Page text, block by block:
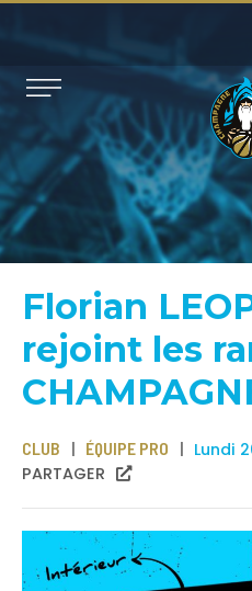
Florian
rejoint les
CLUB ÉQUIPE PRO
Lundi
PARTAGER